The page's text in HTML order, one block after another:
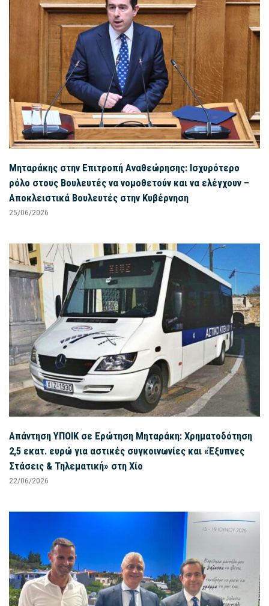
Μηταράκης στην Επιτροπή Αναθεώρησης: Ισχυρότερο
ρόλο στους Βουλευτές να νομοθετούν και να ελέγχουν –
Αποκλειστικά Βουλευτές στην Κυβέρνηση
25/06/2026
Απάντηση ΥΠΟΙΚ σε Ερώτηση Μηταράκη: Χρηματοδότηση
2,5 εκατ. ευρώ για αστικές συγκοινωνίες και «Έξυπνες
Στάσεις & Τηλεματική» στη Χίο
22/06/2026